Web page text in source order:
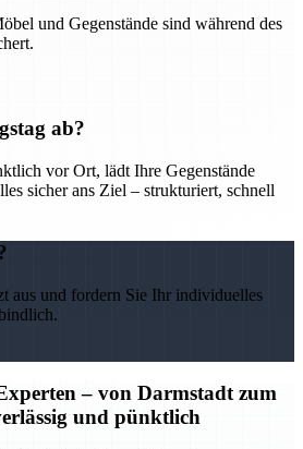
und Gegenstände sind während des
ab?
vor Ort, lädt Ihre Gegenstände
sicher ans Ziel – strukturiert, schnell
aus und fordern Sie Ihr individuelles
– von Darmstadt zum
und pünktlich